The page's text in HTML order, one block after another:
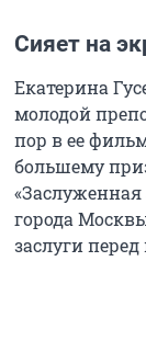
Сияет на
Екатерина
молодой
пор в ее
большему
«Заслуженная
города
заслуги